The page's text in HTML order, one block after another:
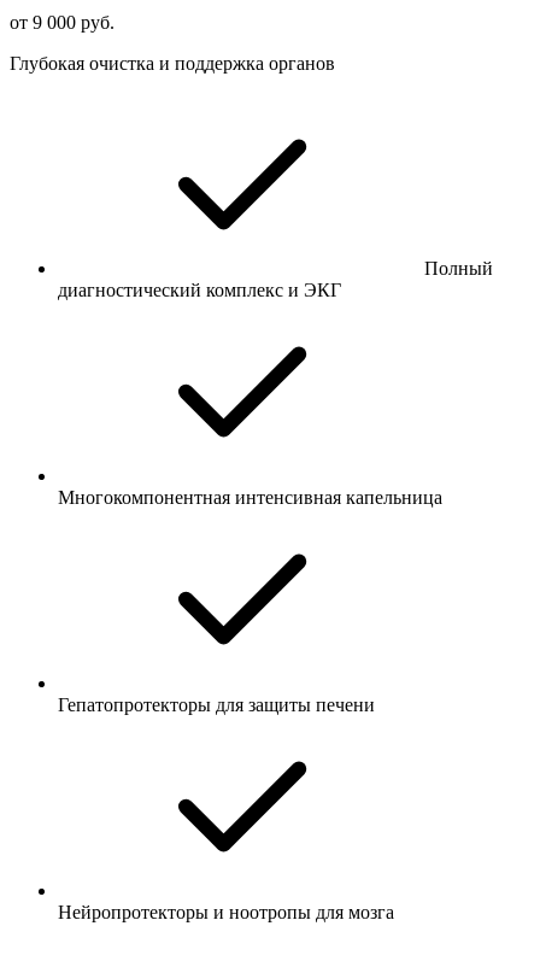
от 9 000 руб.
Глубокая очистка и поддержка органов
Полный
диагностический комплекс и ЭКГ
Многокомпонентная интенсивная капельница
Гепатопротекторы для защиты печени
Нейропротекторы и ноотропы для мозга